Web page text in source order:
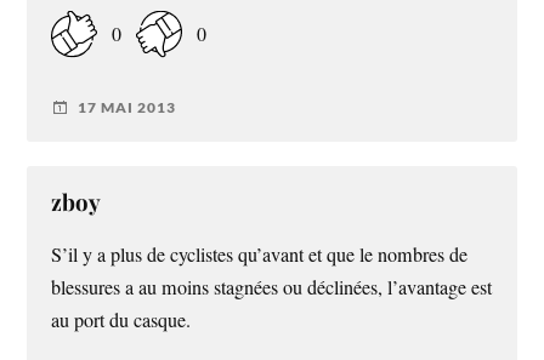
0 0
17 MAI 2013
zboy
S’il y a plus de cyclistes qu’avant et que le nombres de
blessures a au moins stagnées ou déclinées, l’avantage est
au port du casque.